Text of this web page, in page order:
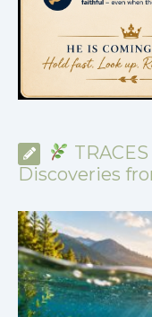
Discoveries